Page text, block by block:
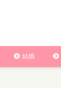
結婚